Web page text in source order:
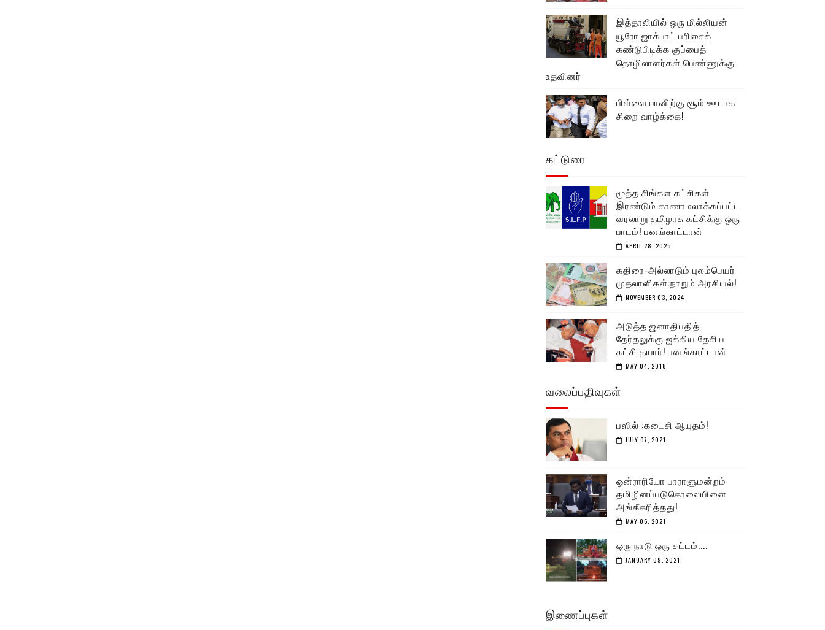
இத்தாலியில் ஒரு மில்லியன்
யூரோ ஜாக்பாட் பரிசைக்
கண்டுபிடிக்க குப்பைத்
தொழிலாளர்கள் பெண்ணுக்கு
உதவினர்
பிள்ளையானிற்கு சூம் ஊடாக
சிறை வாழ்க்கை!
கட்டுரை
மூத்த சிங்கள கட்சிகள்
இரண்டும் காணாமலாக்கப்பட்ட
வரலாறு தமிழரசு கட்சிக்கு ஒரு
பாடம்! பனங்காட்டான்
APRIL 28, 2025
கதிரை-அல்லாடும் புலம்பெயர்
முதலாளிகள்:நாறும் அரசியல்!
NOVEMBER 03, 2024
அடுத்த ஜனாதிபதித்
தேர்தலுக்கு ஐக்கிய தேசிய
கட்சி தயார்! பனங்காட்டான்
MAY 04, 2018
வலைப்பதிவுகள்
பஸில் :கடைசி ஆயுதம்!
JULY 07, 2021
ஒன்ராரியோ பாராளுமன்றம்
தமிழினப்படுகொலையினை
அங்கீகரித்தது!
MAY 06, 2021
ஒரு நாடு ஒரு சட்டம்....
JANUARY 09, 2021
இணைப்புகள்